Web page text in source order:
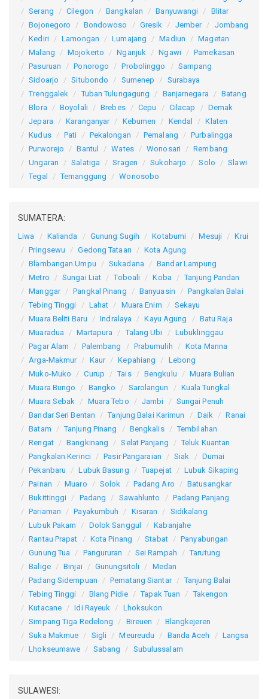
Serang
Cilegon Bangkalan Banyuwangi
Blitar
Bojonegoro
Bondowoso Gresik Jember
Jombang
Kediri
Lamongan Lumajang Madiun
Magetan
Malang
Mojokerto Nganjuk Ngawi
Pamekasan
Pasuruan
Ponorogo Probolinggo
Sampang
Sidoarjo
Situbondo Sumenep
Surabaya
Trenggalek
Tuban Tulungagung Banjarnegara
Batang
Blora
Boyolali Brebes Cepu Cilacap
Demak
Jepara
Karanganyar Kebumen Kendal
Klaten
Kudus
Pati Pekalongan Pemalang
Purbalingga
Purworejo
Bantul Wates Wonosari
Rembang
Ungaran
Salatiga Sragen Sukoharjo Solo
Slawi
Tegal
Temanggung Wonosobo
SUMATERA:
Liwa Kalianda Gunung Sugih Kotabumi Mesuji
Krui
Pringsewu
Gedong Tataan
Kota Agung
Blambangan Umpu
Sukadana
Bandar Lampung
Metro
Sungai Liat Toboali Koba
Tanjung Pandan
Manggar
Pangkal Pinang Banyuasin
Pangkalan Balai
Tebing Tinggi
Lahat Muara Enim
Sekayu
Muara Beliti Baru
Indralaya Kayu Agung
Batu Raja
Muaradua
Martapura Talang Ubi
Lubuklinggau
Pagar Alam
Palembang Prabumulih
Kota Manna
Arga-Makmur
Kaur Kepahiang
Lebong
Muko-Muko
Curup Tais Bengkulu
Muara Bulian
Muara Bungo
Bangko Sarolangun
Kuala Tungkal
Muara Sebak
Muara Tebo Jambi
Sungai Penuh
Bandar Seri Bentan
Tanjung Balai Karimun Daik
Ranai
Batam
Tanjung Pinang Bengkalis
Tembilahan
Rengat
Bangkinang Selat Panjang
Teluk Kuantan
Pangkalan Kerinci
Pasir Pangaraian Siak
Dumai
Pekanbaru
Lubuk Basung Tuapejat
Lubuk Sikaping
Painan
Muaro Solok Padang Aro
Batusangkar
Bukittinggi
Padang Sawahlunto
Padang Panjang
Pariaman
Payakumbuh Kisaran
Sidikalang
Lubuk Pakam
Dolok Sanggul
Kabanjahe
Rantau Prapat
Kota Pinang Stabat
Panyabungan
Gunung Tua
Pangururan Sei Rampah
Tarutung
Balige
Binjai Gunungsitoli
Medan
Padang Sidempuan
Pematang Siantar
Tanjung Balai
Tebing Tinggi
Blang Pidie Tapak Tuan
Takengon
Kutacane
Idi Rayeuk
Lhoksukon
Simpang Tiga Redelong
Bireuen
Blangkejeren
Suka Makmue
Sigli Meureudu Banda Aceh
Langsa
Lhokseumawe
Sabang Subulussalam
SULAWESI: